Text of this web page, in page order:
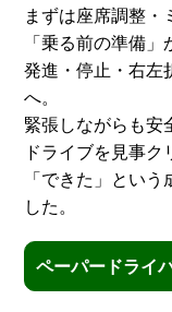
まずは座席調整・
「乗る前の準備」
発進・停止・右左
へ。
緊張しながらも安
ドライブを見事ク
「できた」とい
した。
ペーパードライ